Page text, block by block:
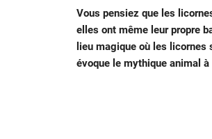
Vous pensiez que les
elles ont même leur propre
lieu magique où les
évoque le mythique animal à